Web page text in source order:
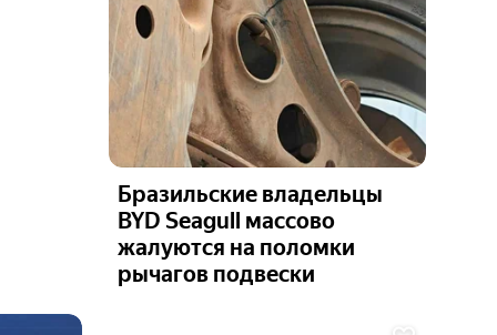
Бразильские владельцы
BYD Seagull массово
жалуются на поломки
рычагов подвески